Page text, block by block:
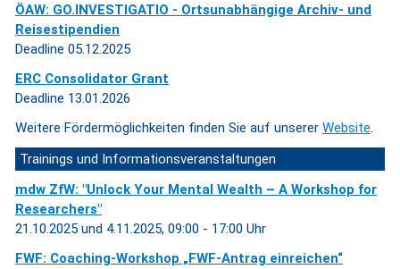
ÖAW: GO.INVESTIGATIO - Ortsunabhängige Archiv- und
Reisestipendien
Deadline 05.12.2025
ERC Consolidator Grant
Deadline 13.01.2026
Weitere Fördermöglichkeiten finden Sie auf unserer Website.
Trainings und Informationsveranstaltungen
mdw ZfW: "Unlock Your Mental Wealth – A Workshop for
Researchers"
21.10.2025 und 4.11.2025, 09:00 - 17:00 Uhr
FWF: Coaching-Workshop „FWF-Antrag einreichen“